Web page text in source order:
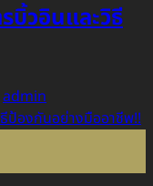
บิ้วอินและวิธี
admin